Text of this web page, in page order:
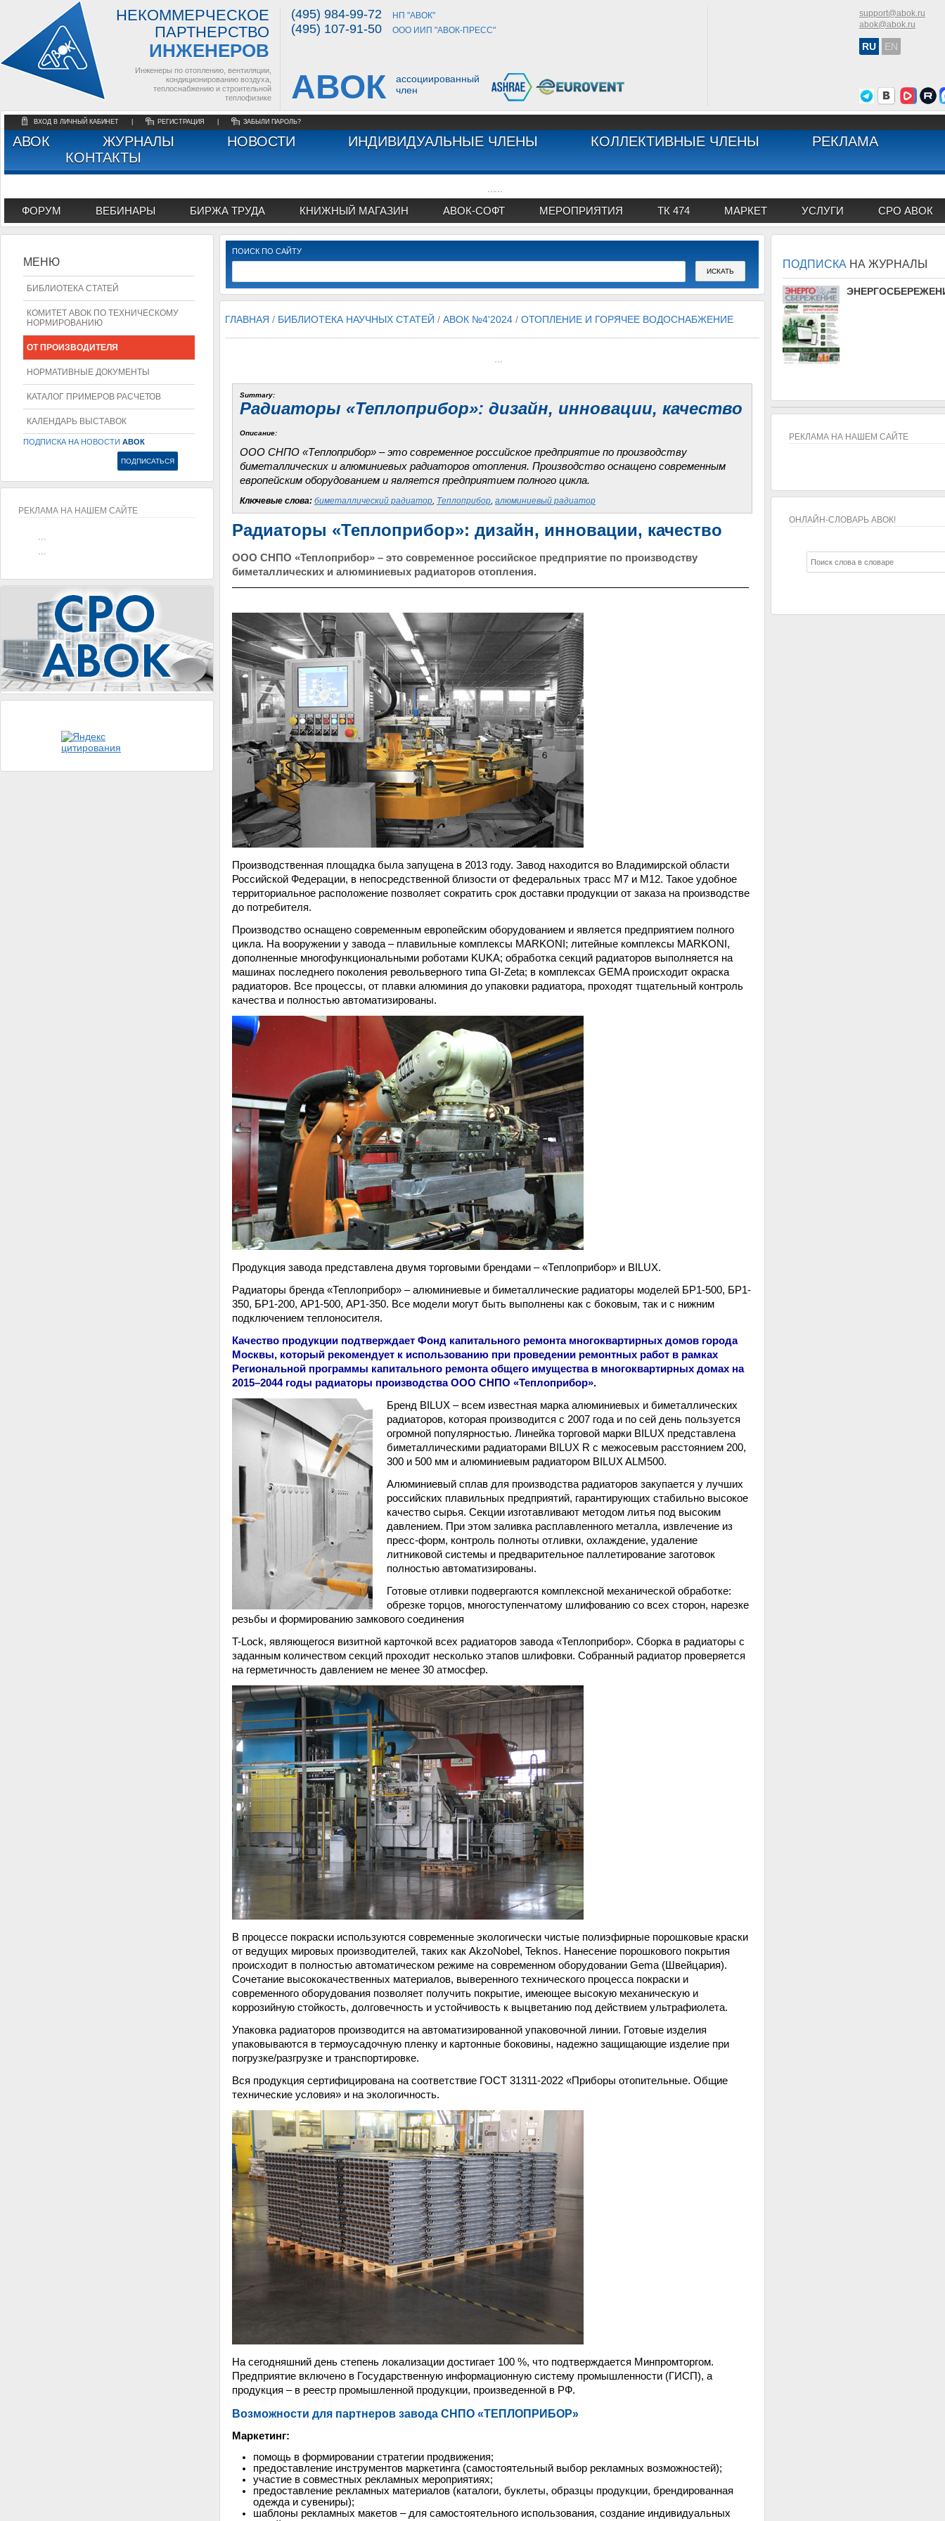
НЕКОММЕРЧЕСКОЕ
ПАРТНЕРСТВО
ИНЖЕНЕРОВ
Инженеры по отоплению, вентиляции,
кондиционированию воздуха,
теплоснабжению и строительной
теплофизике
(495) 984-99-72 НП "АВОК"
(495) 107-91-50 ООО ИИП "АВОК-ПРЕСС"
АВОК
ассоциированный
член
support@abok.ru
abok@abok.ru
RU EN
ВХОД В ЛИЧНЫЙ КАБИНЕТ РЕГИСТРАЦИЯ ЗАБЫЛИ ПАРОЛЬ?
АВОК ЖУРНАЛЫ НОВОСТИ ИНДИВИДУАЛЬНЫЕ ЧЛЕНЫ КОЛЛЕКТИВНЫЕ ЧЛЕНЫ
РЕКЛАМА
КОНТАКТЫ
ФОРУМ ВЕБИНАРЫ БИРЖА ТРУДА КНИЖНЫЙ МАГАЗИН АВОК-СОФТ МЕРОПРИЯТИЯ ТК 474 МАРКЕТ УСЛУГИ СРО АВОК
ПОИСК ПО САЙТУ
ГЛАВНАЯ / БИБЛИОТЕКА НАУЧНЫХ СТАТЕЙ / АВОК №4'2024 / ОТОПЛЕНИЕ И ГОРЯЧЕЕ ВОДОСНАБЖЕНИЕ
Summary:
Радиаторы «Теплоприбор»: дизайн, инновации, качество
Описание:
ООО СНПО «Теплоприбор» – это современное российское предприятие по производству
биметаллических и алюминиевых радиаторов отопления. Производство оснащено современным
европейским оборудованием и является предприятием полного цикла.
Ключевые слова: биметаллический радиатор, Теплоприбор, алюминиевый радиатор
Радиаторы «Теплоприбор»: дизайн, инновации, качество
ООО СНПО «Теплоприбор» – это современное российское предприятие по производству
биметаллических и алюминиевых радиаторов отопления.
Производственная площадка была запущена в 2013 году. Завод находится во Владимирской области
Российской Федерации, в непосредственной близости от федеральных трасс М7 и М12. Такое удобное
территориальное расположение позволяет сократить срок доставки продукции от заказа на производстве
до потребителя.
Производство оснащено современным европейским оборудованием и является предприятием полного
цикла. На вооружении у завода – плавильные комплексы MARKONI; литейные комплексы MARKONI,
дополненные многофункциональными роботами KUKA; обработка секций радиаторов выполняется на
машинах последнего поколения револьверного типа GI-Zeta; в комплексах GEMA происходит окраска
радиаторов. Все процессы, от плавки алюминия до упаковки радиатора, проходят тщательный контроль
качества и полностью автоматизированы.
Продукция завода представлена двумя торговыми брендами – «Теплоприбор» и BILUX.
Радиаторы бренда «Теплоприбор» – алюминиевые и биметаллические радиаторы моделей БР1-500, БР1-
350, БР1-200, АР1-500, АР1-350. Все модели могут быть выполнены как с боковым, так и с нижним
подключением теплоносителя.
Качество продукции подтверждает Фонд капитального ремонта многоквартирных домов города
Москвы, который рекомендует к использованию при проведении ремонтных работ в рамках
Региональной программы капитального ремонта общего имущества в многоквартирных домах на
2015–2044 годы радиаторы производства ООО СНПО «Теплоприбор».
Бренд BILUX – всем известная марка алюминиевых и биметаллических
радиаторов, которая производится с 2007 года и по сей день пользуется
огромной популярностью. Линейка торговой марки BILUX представлена
биметаллическими радиаторами BILUX R с межосевым расстоянием 200,
300 и 500 мм и алюминиевым радиатором BILUX ALM500.
Алюминиевый сплав для производства радиаторов закупается у лучших
российских плавильных предприятий, гарантирующих стабильно высокое
качество сырья. Секции изготавливают методом литья под высоким
давлением. При этом заливка расплавленного металла, извлечение из
пресс-форм, контроль полноты отливки, охлаждение, удаление
литниковой системы и предварительное паллетирование заготовок
полностью автоматизированы.
Готовые отливки подвергаются комплексной механической обработке:
обрезке торцов, многоступенчатому шлифованию со всех сторон, нарезке
резьбы и формированию замкового соединения
T-Lock, являющегося визитной карточкой всех радиаторов завода «Теплоприбор». Сборка в радиаторы с
заданным количеством секций проходит несколько этапов шлифовки. Собранный радиатор проверяется
на герметичность давлением не менее 30 атмосфер.
В процессе покраски используются современные экологически чистые полиэфирные порошковые краски
от ведущих мировых производителей, таких как AkzoNobel, Teknos. Нанесение порошкового покрытия
происходит в полностью автоматическом режиме на современном оборудовании Gema (Швейцария).
Сочетание высококачественных материалов, выверенного технического процесса покраски и
современного оборудования позволяет получить покрытие, имеющее высокую механическую и
коррозийную стойкость, долговечность и устойчивость к выцветанию под действием ультрафиолета.
Упаковка радиаторов производится на автоматизированной упаковочной линии. Готовые изделия
упаковываются в термоусадочную пленку и картонные боковины, надежно защищающие изделие при
погрузке/разгрузке и транспортировке.
Вся продукция сертифицирована на соответствие ГОСТ 31311-2022 «Приборы отопительные. Общие
технические условия» и на экологичность.
На сегодняшний день степень локализации достигает 100 %, что подтверждается Минпромторгом.
Предприятие включено в Государственную информационную систему промышленности (ГИСП), а
продукция – в реестр промышленной продукции, произведенной в РФ.
Возможности для партнеров завода СНПО «ТЕПЛОПРИБОР»
Маркетинг:
помощь в формировании стратегии продвижения;
предоставление инструментов маркетинга (самостоятельный выбор рекламных возможностей);
участие в совместных рекламных мероприятиях;
предоставление рекламных материалов (каталоги, буклеты, образцы продукции, брендированная
одежда и сувениры);
шаблоны рекламных макетов – для самостоятельного использования, создание индивидуальных
МЕНЮ
БИБЛИОТЕКА СТАТЕЙ
КОМИТЕТ АВОК ПО ТЕХНИЧЕСКОМУ
НОРМИРОВАНИЮ
ОТ ПРОИЗВОДИТЕЛЯ
НОРМАТИВНЫЕ ДОКУМЕНТЫ
КАТАЛОГ ПРИМЕРОВ РАСЧЕТОВ
КАЛЕНДАРЬ ВЫСТАВОК
ПОДПИСКА НА НОВОСТИ АВОК
РЕКЛАМА НА НАШЕМ САЙТЕ
ПОДПИСКА НА ЖУРНАЛЫ
АВОК
РЕКЛАМА НА НАШЕМ САЙТЕ
ОНЛАЙН-СЛОВАРЬ АВОК!